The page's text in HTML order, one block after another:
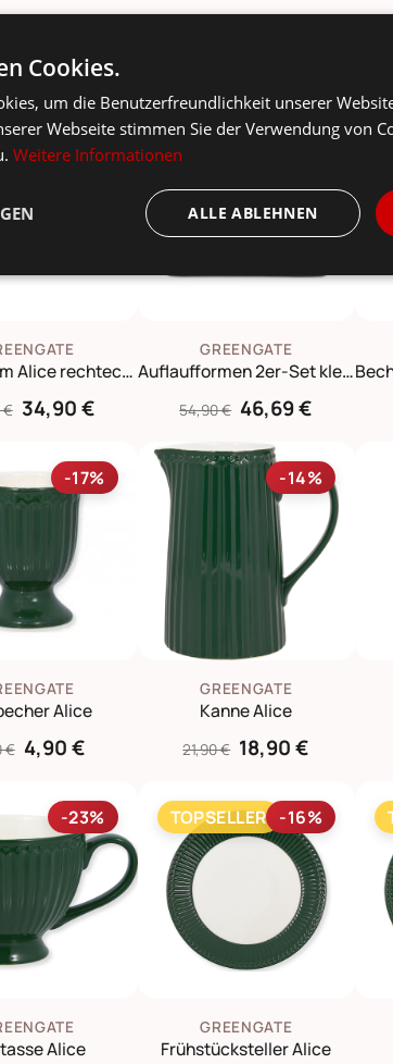
-56%
Auflaufform Alice rechteckig 2er Set
€ 34,90 €
-15%
GREENGATE
Auflaufformen 2er-Set klein Alice
54,90 € 46,69 €
-17%
Alice
€ 4,90 €
-14%
GREENGATE
Kanne Alice
21,90 € 18,90 €
-23%
Alice
TOPSELLER -16%
GREENGATE
Frühstücksteller Alice
Cookies.
um die Benutzerfreundlichkeit unserer
Webseite stimmen Sie der Verwendung von
Weitere Informationen
ALLE ABLEHNEN